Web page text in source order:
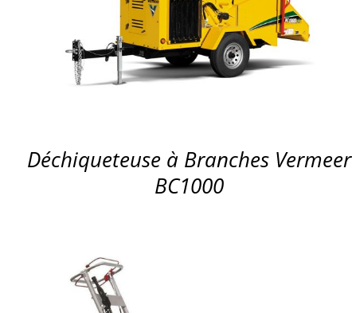
APERÇU
Déchiqueteuse à Branches Vermeer
BC1000